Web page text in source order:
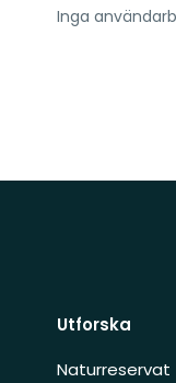
Inga
Utforska
Naturreservat